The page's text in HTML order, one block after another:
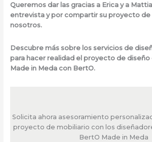
Queremos dar las gracias a Erica y a
entrevista y por compartir su proyecto de
nosotros.
Descubre más sobre los servicios de
para hacer realidad el proyecto de diseño
Made in Meda con BertO.
Solicita ahora asesoramiento
proyecto de mobiliario con los
BertO Made in Meda